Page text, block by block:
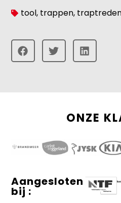
tool, trappen,
ONZE
Aangesloten
bij :